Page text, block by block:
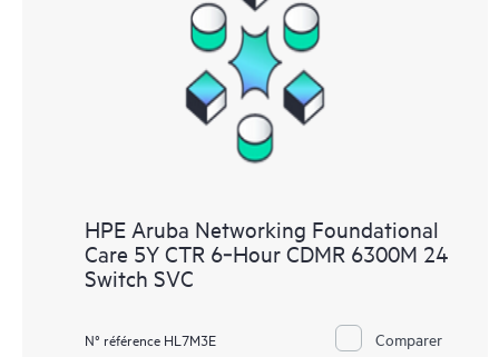
HPE Aruba Networking Foundational
Care 5Y CTR 6‑Hour CDMR 6300M 24
Switch SVC
N° référence HL7M3E Comparer